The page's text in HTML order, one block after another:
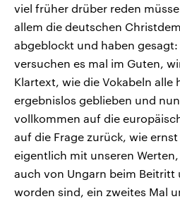
viel früher drüber reden
allem die deutschen
abgeblockt und haben
versuchen es mal im Guten,
Klartext, wie die Vokabeln alle
ergebnislos geblieben und
vollkommen auf die
auf die Frage zurück, wie
eigentlich mit unseren
auch von Ungarn beim Beitritt
worden sind, ein zweites Mal